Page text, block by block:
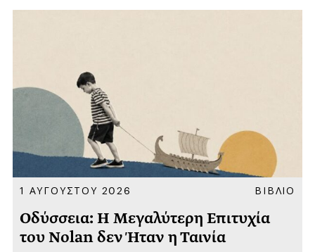
1 ΑΥΓΟΥΣΤΟΥ 2026 ΒΙΒΛΙΟ
Οδύσσεια: Η Μεγαλύτερη Επιτυχία
του Nolan δεν Ήταν η Ταινία